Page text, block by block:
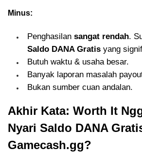
Minus:
Penghasilan sangat rendah.
Saldo DANA Gratis yang
Butuh waktu & usaha besar.
Banyak laporan masalah
Bukan sumber cuan andalan.
Akhir Kata: Worth It
Nyari Saldo DANA
Gamecash.gg?